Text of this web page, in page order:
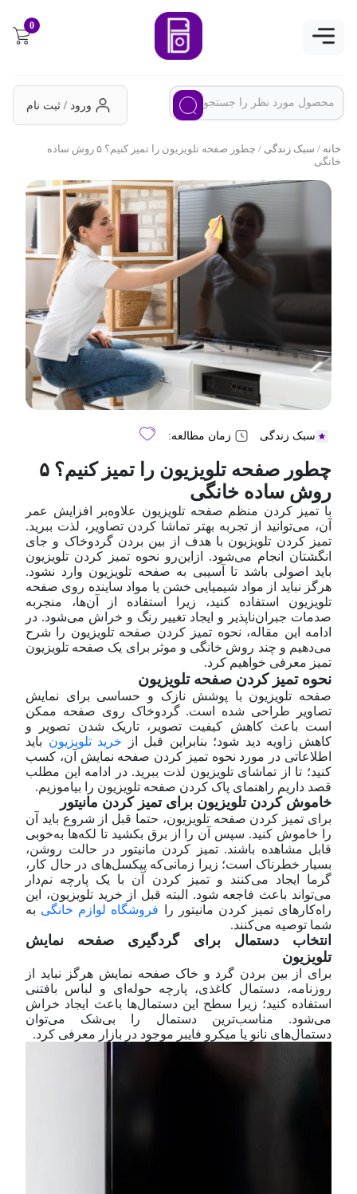
0
ورود / ثبت نام
خانه / سبک زندگی
/ چطور صفحه تلویزیون را تمیز کنیم؟ ۵ روش ساده
خانگی
سبک زندگی زمان مطالعه:
چطور صفحه تلویزیون را تمیز کنیم؟ ۵
روش ساده خانگی
با تمیز کردن منظم صفحه تلویزیون علاوه‌بر افزایش عمر
آن، می‌توانید از تجربه بهتر تماشا کردن تصاویر، لذت ببرید.
تمیز کردن تلویزیون با هدف از بین بردن گرد‌و‌خاک و جای
انگشتان انجام می‌شود. از‌این‌رو نحوه تمیز کردن تلویزیون
باید اصولی باشد تا آسیبی به صفحه تلویزیون وارد نشود.
هرگز نباید از مواد شیمیایی خشن یا مواد ساینده روی صفحه
تلویزیون استفاده کنید، زیرا استفاده از آن‌ها، منجر‌به
صدمات جبران‌ناپذیر و ایجاد تغییر رنگ و خراش می‌شود. در
ادامه این مقاله، نحوه تمیز کردن صفحه تلویزیون را شرح
می‌دهیم و چند روش خانگی و موثر برای یک صفحه تلویزیون
تمیز معرفی خواهیم کرد.
نحوه تمیز کردن صفحه تلویزیون
صفحه تلویزیون با پوشش نازک و حساسی برای نمایش
تصاویر طراحی شده است. گرد‌و‌خاک روی صفحه ممکن
است باعث کاهش کیفیت تصویر، تاریک شدن تصویر و
کاهش زاویه دید شود؛ بنابراین قبل از خرید تلویزیون باید
اطلاعاتی در مورد نحوه تمیز کردن صفحه نمایش آن، کسب
کنید؛ تا از تماشای تلویزیون لذت ببرید. در ادامه این مطلب
قصد داریم راهنمای پاک کردن صفحه تلویزیون را بیاموزیم.
خاموش کردن تلویزیون برای تمیز کردن مانیتور
برای تمیز کردن صفحه تلویزیون، حتما قبل از شروع باید آن
را خاموش کنید. سپس آن را از برق بکشید تا لکه‌ها به‌خوبی
قابل‌ مشاهده باشند. تمیز کردن مانیتور در حالت روشن،
بسیار خطرناک است؛ زیرا زمانی‌که پیکسل‌های در حال کار،
گرما ایجاد می‌کنند و تمیز کردن آن با یک پارچه نم‌دار
می‌تواند باعث فاجعه شود. البته قبل از خرید تلویزیون، این
راه‌کار‌های تمیز کردن مانیتور را فروشگاه لوازم خانگی به
شما توصیه می‌کنند.
انتخاب دستمال برای گردگیری صفحه نمایش
تلویزیون
برای از بین بردن گرد و خاک صفحه نمایش هرگز نباید از
روزنامه، دستمال کاغذی، پارچه حوله‌ای و لباس بافتنی
استفاده کنید؛ زیرا سطح این دستمال‌ها باعث ایجاد خراش
می‌شود. مناسب‌ترین دستمال را بی‌شک می‌توان
دستمال‌های نانو یا میکرو فایبر موجود در بازار معرفی کرد.